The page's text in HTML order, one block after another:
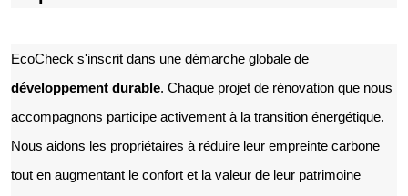
EcoCheck s'inscrit dans une démarche globale de
développement durable. Chaque projet de rénovation que nous
accompagnons participe activement à la transition énergétique.
Nous aidons les propriétaires à réduire leur empreinte carbone
tout en augmentant le confort et la valeur de leur patrimoine